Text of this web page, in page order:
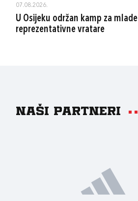
07.08.2026.
U Osijeku održan kamp za mlade
reprezentativne vratare
Naši partneri